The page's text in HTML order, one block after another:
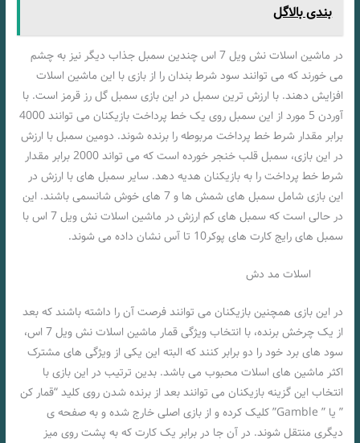
بندی بالاگل
در ماشین اسلات نش ویل 7 اس چندین سمبل جذاب دیگر نیز به چشم
می خورند که می توانند سود شرط بندان را از بازی با این ماشین اسلات
افزایش دهند. با ارزش ترین سمبل در این بازی سمبل گل رز قرمز است. با
آوردن 5 مورد از این سمبل روی یک خط پرداخت بازیکنان می توانند 4000
برابر مقدار شرط خط پرداخت مربوطه را برنده شوند. دومین سمبل با ارزش
در این بازی، سمبل قلب خنجر خورده است که می تواند 2000 برابر مقدار
شرط خط پرداخت را به بازیکنان هدیه دهد. سایر سمبل های با ارزش در
این بازی شامل سمبل های شمش ها و 7 های خوش شانسمی باشند. این
در حالی است که سمبل های کم ارزش در ماشین اسلات نش ویل 7 اس با
سمبل های رایج کارت های پوکر10 تا آس نشان داده می شوند.
اسلات مد دش
در این بازی همچنین بازیکنان می توانند فرصت آن را داشته باشند که بعد
از یک چرخش برنده، با انتخاب ویژگی قمار ماشین اسلات نش ویل 7 اس،
سود های برد خود را دو برابر کنند که البته این یکی از ویژگی های مشترک
اکثر ماشین های اسلات محبوب می باشد. بدین ترتیب در این بازی با
انتخاب این گزینه بازیکنان می توانند بعد از برنده شدن روی کلید “قمار کن
” یا ” Gamble” کلیک کرده و از بازی اصلی خارج شده و به صفحه ی
دیگری منتقل شوند. در آن جا در برابر یک کارت که به پشت روی میز